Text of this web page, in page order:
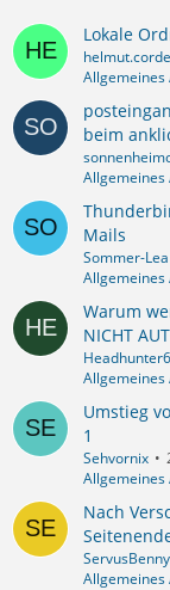
Lokale
Allgemeines
beim
Allgemeines
Mails
Sommer-Lea
Allgemeines
Warum
NICHT
Allgemeines
Umstieg
1
Sehvornix
Allgemeines
Nach
ServusBenny
Allgemeines